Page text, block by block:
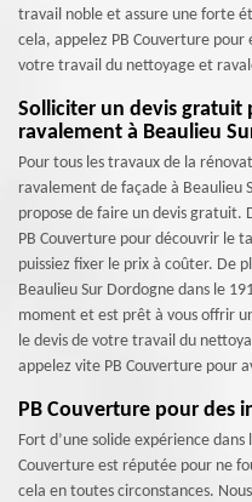
travail noble et assure une forte
cela, appelez PB Couverture
votre travail du nettoyage et
Solliciter un devis gratuit
ravalement à Beaulieu
Pour tous les travaux de la
ravalement de façade à Beaulieu
propose de faire un devis gratuit.
PB Couverture pour découvrir le
puissiez fixer le prix à coûter. De
Beaulieu Sur Dordogne dans le
moment et est prêt à vous offrir
le devis de votre travail du
appelez vite PB Couverture pour
PB Couverture pour des
Fort d’une solide expérience
Couverture est réputée pour ne
cela en toutes circonstances.